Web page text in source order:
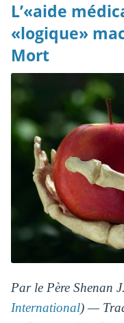
L’«aide
«logique»
Mort
Par le Père Shenan
International) —